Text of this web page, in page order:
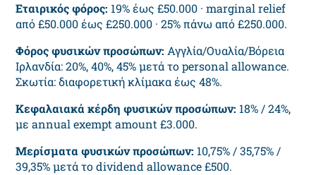
Εταιρικός φόρος: 19% έως £50.000 · marginal relief
από £50.000 έως £250.000 · 25% πάνω από £250.000.
Φόρος φυσικών προσώπων: Αγγλία/Ουαλία/Βόρεια
Ιρλανδία: 20%, 40%, 45% μετά το personal allowance.
Σκωτία: διαφορετική κλίμακα έως 48%.
Κεφαλαιακά κέρδη φυσικών προσώπων: 18% / 24%,
με annual exempt amount £3.000.
Μερίσματα φυσικών προσώπων: 10,75% / 35,75% /
39,35% μετά το dividend allowance £500.